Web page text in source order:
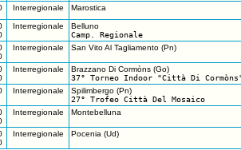
Interregionale Marostica
Interregionale
Belluno
Camp. Regionale
Interregionale San Vito Al Tagliamento (Pn)
Interregionale
Brazzano Di Cormòns (Go)
37° Torneo Indoor "Città Di
Interregionale
Spilimbergo (Pn)
27° Trofeo Città Del Mosaico
Interregionale Montebelluna
Interregionale Pocenia (Ud)